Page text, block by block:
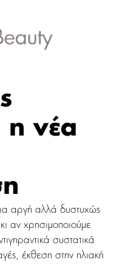
νέα
αργή αλλά δυστυχώς
αν χρησιμοποιούμε
συστατικά
έκθεση στην ηλιακή